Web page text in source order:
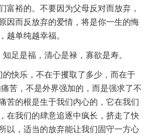
富裕的。不要因为父母反对而放弃，
因而反放弃的爱情，将是你一生的悔
越单纯越幸福。
足是福，清心是禄，寡欲是寿。
的快乐，不在于攫取了多少，而在于
苦，不是外界强加的，而是强求了不
苦的根是生于我们内心的，它在我们
在我们的肆意追逐中疯长，挤走了快
以，适当的放弃能让我们固守一方心